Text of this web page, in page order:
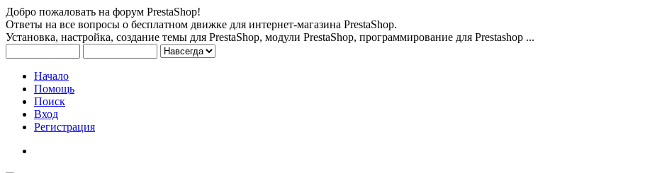
Добро пожаловать на форум PrestaShop!
Ответы на все вопросы о бесплатном движке для интернет-магазина PrestaShop.
Установка, настройка, создание темы для PrestaShop, модули PrestaShop, программирование для Prestashop ...
Начало
Помощь
Поиск
Вход
Регистрация